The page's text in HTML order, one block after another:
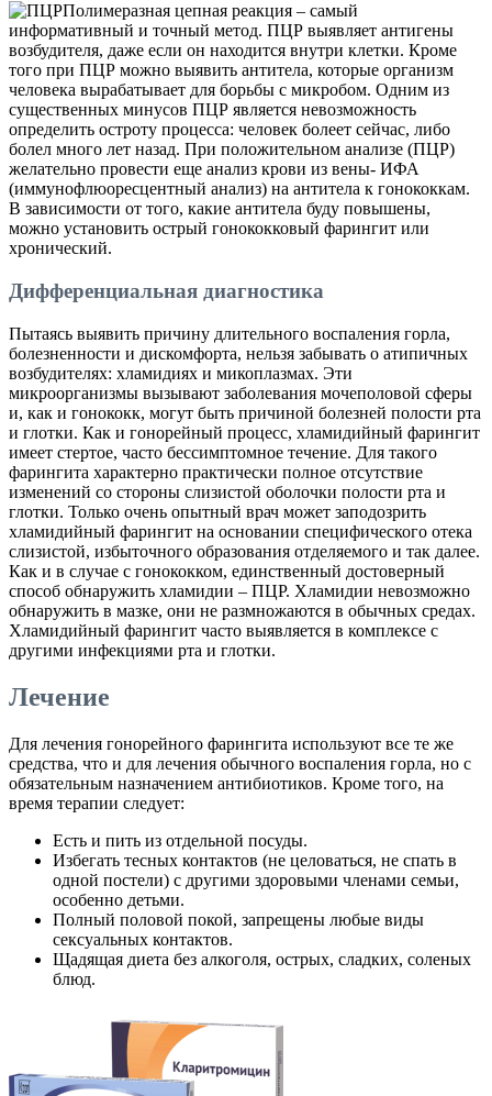
Полимеразная цепная реакция – самый
информативный и точный метод. ПЦР выявляет антигены
возбудителя, даже если он находится внутри клетки. Кроме
того при ПЦР можно выявить антитела, которые организм
человека вырабатывает для борьбы с микробом. Одним из
существенных минусов ПЦР является невозможность
определить остроту процесса: человек болеет сейчас, либо
болел много лет назад. При положительном анализе (ПЦР)
желательно провести еще анализ крови из вены- ИФА
(иммунофлюоресцентный анализ) на антитела к гонококкам.
В зависимости от того, какие антитела буду повышены,
можно установить острый гонококковый фарингит или
хронический.
Дифференциальная диагностика
Пытаясь выявить причину длительного воспаления горла,
болезненности и дискомфорта, нельзя забывать о атипичных
возбудителях: хламидиях и микоплазмах. Эти
микроорганизмы вызывают заболевания мочеполовой сферы
и, как и гонококк, могут быть причиной болезней полости рта
и глотки. Как и гонорейный процесс, хламидийный фарингит
имеет стертое, часто бессимптомное течение. Для такого
фарингита характерно практически полное отсутствие
изменений со стороны слизистой оболочки полости рта и
глотки. Только очень опытный врач может заподозрить
хламидийный фарингит на основании специфического отека
слизистой, избыточного образования отделяемого и так далее.
Как и в случае с гонококком, единственный достоверный
способ обнаружить хламидии – ПЦР. Хламидии невозможно
обнаружить в мазке, они не размножаются в обычных средах.
Хламидийный фарингит часто выявляется в комплексе с
другими инфекциями рта и глотки.
Лечение
Для лечения гонорейного фарингита используют все те же
средства, что и для лечения обычного воспаления горла, но с
обязательным назначением антибиотиков. Кроме того, на
время терапии следует:
Есть и пить из отдельной посуды.
Избегать тесных контактов (не целоваться, не спать в
одной постели) с другими здоровыми членами семьи,
особенно детьми.
Полный половой покой, запрещены любые виды
сексуальных контактов.
Щадящая диета без алкоголя, острых, сладких, соленых
блюд.